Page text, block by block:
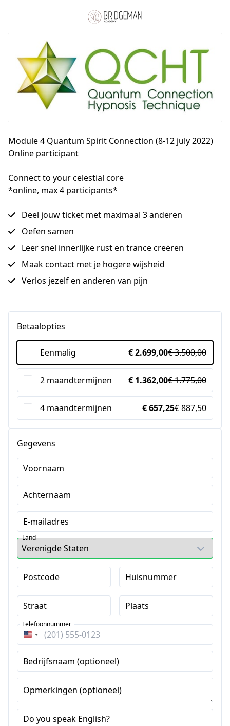
Module 4 Quantum Spirit Connection (8-12 july 2022)
Online participant
Connect to your celestial core
*online, max 4 participants*
Deel jouw ticket met maximaal 3 anderen
Oefen samen
Leer snel innerlijke rust en trance creëren
Maak contact met je hogere wijsheid
Verlos jezelf en anderen van pijn
Betaalopties
Eenmalig € 2.699,00€ 3.500,00
2 maandtermijnen € 1.362,00€ 1.775,00
4 maandtermijnen € 657,25€ 887,50
Gegevens
Voornaam
Achternaam
E-mailadres
Land
Postcode Huisnummer
Straat Plaats
Verenigde
Staten
+1
Telefoonnummer
Bedrijfsnaam (optioneel)
Opmerkingen (optioneel)
Do you speak English?